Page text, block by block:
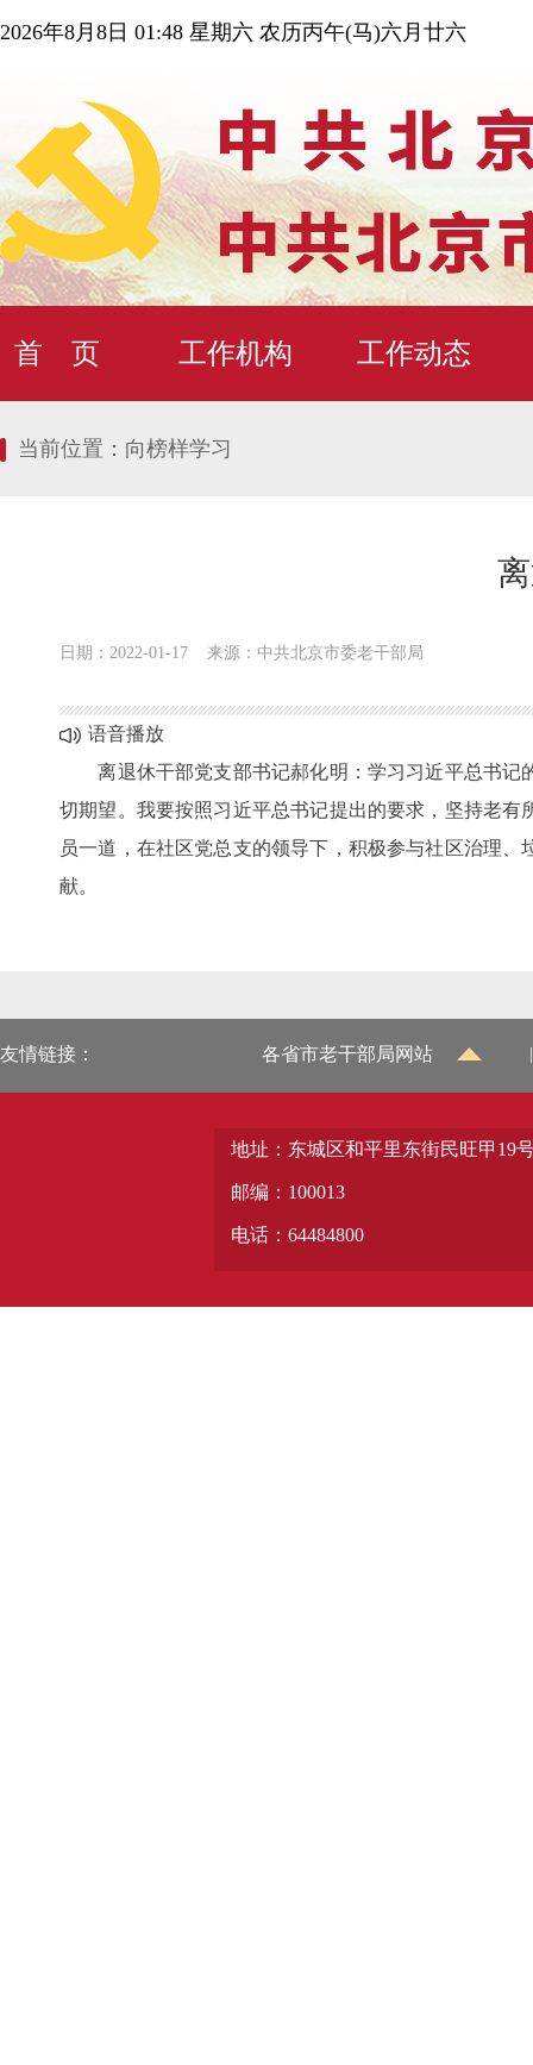
2026年8月8日 01:48 星期六 农历丙午(马)六月廿六
首 页 工作机构 工作动态
当前位置： 向榜样学习
日期：2022-01-17 来源：中共北京市委老干部局
语音播放
离退休干部党支部书记郝化明：学习习近平总书记
切期望。我要按照习近平总书记提出的要求，坚持老
员一道，在社区党总支的领导下，积极参与社区治理
献。
友情链接： 各省市老干部局网站
地址：东城区和平里东街民旺甲19
邮编：100013
电话：64484800